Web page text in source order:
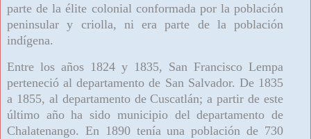
parte de la élite colonial conformada por la población
peninsular y criolla, ni era parte de la población
indígena.
Entre los años 1824 y 1835, San Francisco Lempa
perteneció al departamento de San Salvador. De 1835
a 1855, al departamento de Cuscatlán; a partir de este
último año ha sido municipio del departamento de
Chalatenango. En 1890 tenía una población de 730